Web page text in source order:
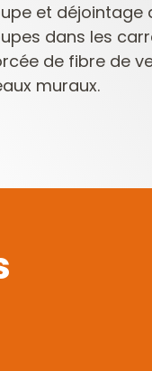
et
dans les
de fibre de
muraux.